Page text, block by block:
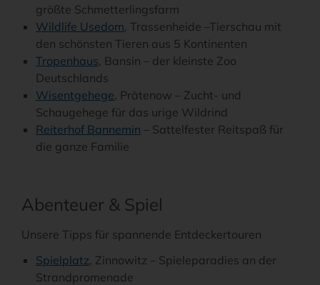
größte Schmetterlingsfarm
Wildlife Usedom, Trassenheide –Tierschau mit
den schönsten Tieren aus 5 Kontinenten
Tropenhaus, Bansin – der kleinste Zoo
Deutschlands
Wisentgehege, Prätenow – Zucht- und
Schaugehege für das urige Wildrind
Reiterhof Bannemin – Sattelfester Reitspaß für
die ganze Familie
Abenteuer & Spiel
Unsere Tipps für spannende Entdeckertouren
Spielplatz, Zinnowitz – Spieleparadies an der
Strandpromenade